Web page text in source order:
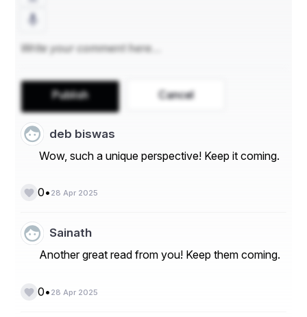
सुगंध दरवळला,
आज माझिया अंगणी
Publish Cancel
deb biswas
Wow, such a unique perspective! Keep it coming.
0• 28 Apr 2025
Sainath
Another great read from you! Keep them coming.
0• 28 Apr 2025